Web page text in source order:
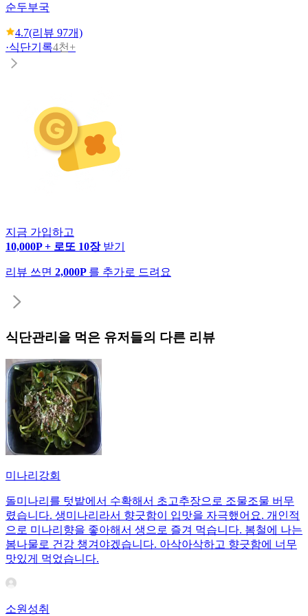
순두부국
4.7(리뷰 97개)
·식단기록4천+
지금 가입하고
10,000P + 로또 10장 받기
리뷰 쓰면 2,000P 를 추가로 드려요
식단관리 을 먹은 유저들의 다른 리뷰
미나리강회
돌미나리를 텃밭에서 수확해서 초고추장으로 조물조물 버무
렸습니다. 생미나리라서 향긋함이 입맛을 자극했어요. 개인적
으로 미나리향을 좋아해서 생으로 즐겨 먹습니다. 봄철에 나는
봄나물로 건강 챙겨야겠습니다. 아삭아삭하고 향긋함에 너무
맛있게 먹었습니다.
소원성취